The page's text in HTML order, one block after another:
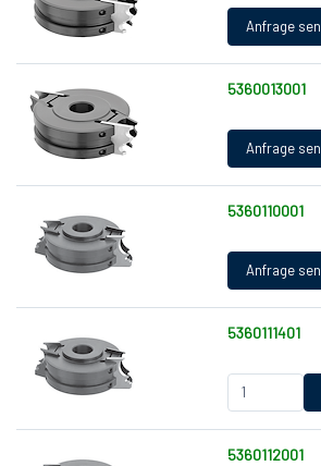
5360013001
5360110001
5360111401
5360112001